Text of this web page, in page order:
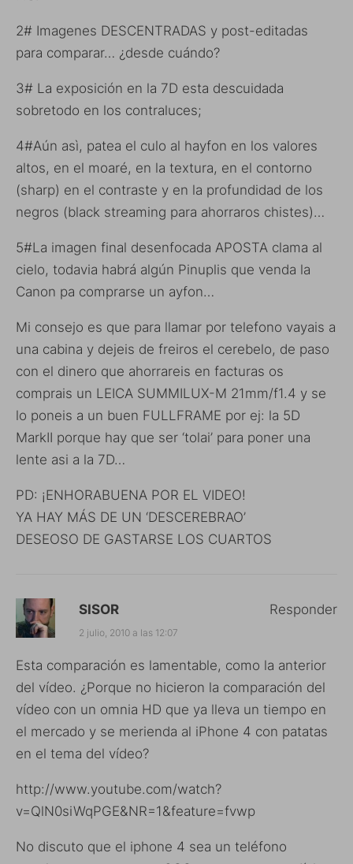
2# Imagenes DESCENTRADAS y post-editadas
para comparar… ¿desde cuándo?
3# La exposición en la 7D esta descuidada
sobretodo en los contraluces;
4#Aún asì, patea el culo al hayfon en los valores
altos, en el moaré, en la textura, en el contorno
(sharp) en el contraste y en la profundidad de los
negros (black streaming para ahorraros chistes)…
5#La imagen final desenfocada APOSTA clama al
cielo, todavia habrá algún Pinuplis que venda la
Canon pa comprarse un ayfon…
Mi consejo es que para llamar por telefono vayais a
una cabina y dejeis de freiros el cerebelo, de paso
con el dinero que ahorrareis en facturas os
comprais un LEICA SUMMILUX-M 21mm/f1.4 y se
lo poneis a un buen FULLFRAME por ej: la 5D
MarkII porque hay que ser ‘tolai’ para poner una
lente asi a la 7D…
PD: ¡ENHORABUENA POR EL VIDEO!
YA HAY MÁS DE UN ‘DESCEREBRAO’
DESEOSO DE GASTARSE LOS CUARTOS
SISOR
2 julio, 2010 a las 12:07
Esta comparación es lamentable, como la anterior
del vídeo. ¿Porque no hicieron la comparación del
vídeo con un omnia HD que ya lleva un tiempo en
el mercado y se merienda al iPhone 4 con patatas
en el tema del vídeo?
http://www.youtube.com/watch?
v=QlN0siWqPGE&NR=1&feature=fvwp
No discuto que el iphone 4 sea un teléfono
Responder